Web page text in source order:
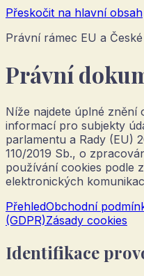
Přeskočit na hlavní obsah
Právní rámec EU a
Právní
Níže najdete úplné znění
informací pro subjekty
parlamentu a Rady (EU)
110/2019 Sb., o
používání cookies podle
elektronických
PřehledObchodní
(GDPR)Zásady cookies
Identifikace